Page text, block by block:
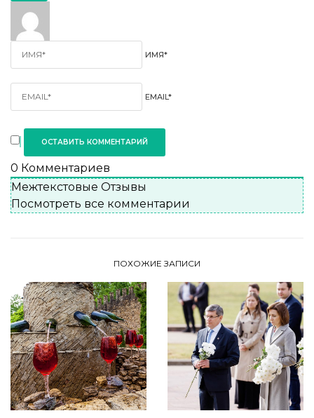
ИМЯ*
EMAIL*
0 Комментариев
Межтекстовые Отзывы
Посмотреть все комментарии
ПОХОЖИЕ ЗАПИСИ